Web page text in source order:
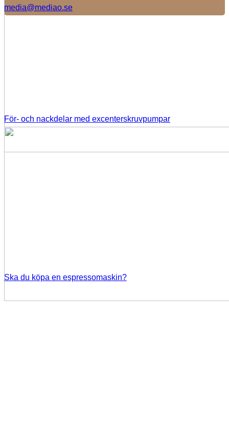
För- och nackdelar med excenterskruvpumpar
Ska du köpa en espressomaskin?
media@mediao.se